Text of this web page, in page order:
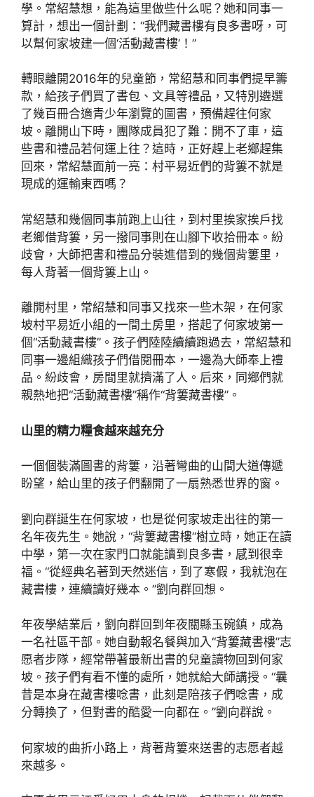
學。常紹慧想，能為這里做些什么呢？她和同事一
算計，想出一個計劃：“我們藏書樓有良多書呀，可
以幫何家坡建一個‘活動藏書樓’！”
轉眼離開2016年的兒童節，常紹慧和同事們提早籌
款，給孩子們買了書包、文具等禮品，又特別遴選
了幾百冊合適青少年瀏覽的圖書，預備趕往何家
坡。離開山下時，團隊成員犯了難：開不了車，這
些書和禮品若何運上往？這時，正好趕上老鄉趕集
回來，常紹慧面前一亮：村平易近們的背簍不就是
現成的運輸東西嗎？
常紹慧和幾個同事前跑上山往，到村里挨家挨戶找
老鄉借背簍，另一撥同事則在山腳下收拾冊本。紛
歧會，大師把書和禮品分裝進借到的幾個背簍里，
每人背著一個背簍上山。
離開村里，常紹慧和同事又找來一些木架，在何家
坡村平易近小組的一間土房里，搭起了何家坡第一
個“活動藏書樓”。孩子們陸陸續續跑過去，常紹慧和
同事一邊組織孩子們借閱冊本，一邊為大師奉上禮
品。紛歧會，房間里就擠滿了人。后來，同鄉們就
親熱地把“活動藏書樓”稱作“背簍藏書樓”。
山里的精力糧食越來越充分
一個個裝滿圖書的背簍，沿著彎曲的山間大道傳遞
盼望，給山里的孩子們翻開了一扇熟悉世界的窗。
劉向群誕生在何家坡，也是從何家坡走出往的第一
名年夜先生。她說，“背簍藏書樓”樹立時，她正在讀
中學，第一次在家門口就能讀到良多書，感到很幸
福。“從經典名著到天然迷信，到了寒假，我就泡在
藏書樓，連續讀好幾本。”劉向群回想。
年夜學結業后，劉向群回到年夜關縣玉碗鎮，成為
一名社區干部。她自動報名餐與加入“背簍藏書樓”志
愿者步隊，經常帶著最新出書的兒童讀物回到何家
坡。孩子們有看不懂的處所，她就給大師講授。“曩
昔是本身在藏書樓唸書，此刻是陪孩子們唸書，成
分轉換了，但對書的酷愛一向都在。”劉向群說。
何家坡的曲折小路上，背著背簍來送書的志愿者越
來越多。